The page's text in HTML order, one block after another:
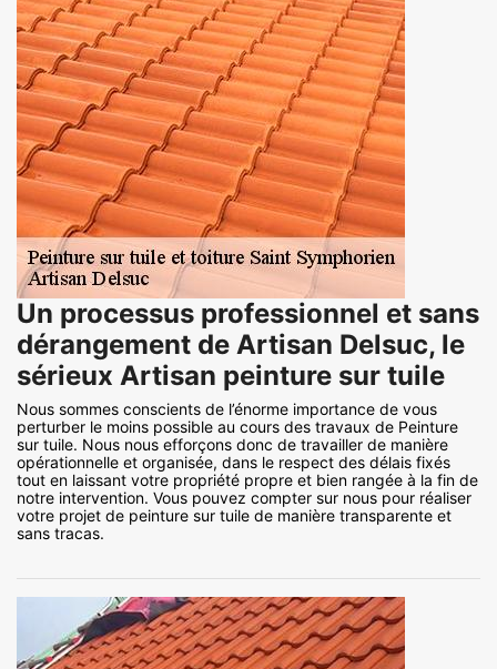
Un processus professionnel et sans
dérangement de Artisan Delsuc, le
sérieux Artisan peinture sur tuile
Nous sommes conscients de l’énorme importance de vous
perturber le moins possible au cours des travaux de Peinture
sur tuile. Nous nous efforçons donc de travailler de manière
opérationnelle et organisée, dans le respect des délais fixés
tout en laissant votre propriété propre et bien rangée à la fin de
notre intervention. Vous pouvez compter sur nous pour réaliser
votre projet de peinture sur tuile de manière transparente et
sans tracas.